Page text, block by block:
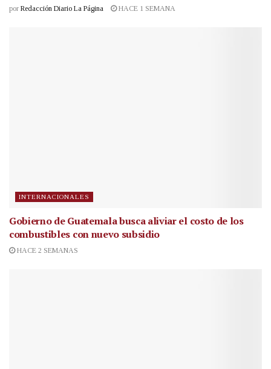
por Redacción Diario La Página HACE 1 SEMANA
INTERNACIONALES
Gobierno de Guatemala busca aliviar el costo de los
combustibles con nuevo subsidio
HACE 2 SEMANAS